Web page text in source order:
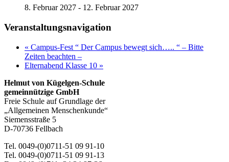
8. Februar 2027 - 12. Februar 2027
Veranstaltungsnavigation
« Campus-Fest “ Der Campus bewegt sich….. “ – Bitte
Zeiten beachten –
Elternabend Klasse 10 »
Helmut von Kügelgen-Schule
gemeinnützige GmbH
Freie Schule auf Grundlage der
„Allgemeinen Menschenkunde“
Siemensstraße 5
D-70736 Fellbach
Tel. 0049-(0)0711-51 09 91-10
Tel. 0049-(0)0711-51 09 91-13